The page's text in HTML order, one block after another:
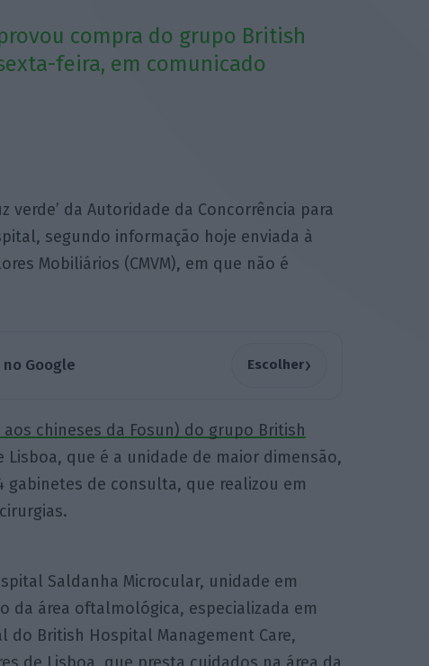
compra do grupo British
feira, em comunicado
verde’ da Autoridade da Concorrência para
segundo informação hoje enviada à
Mobiliários (CMVM), em que não é
Google Escolher›
chineses da Fosun) do grupo British
que é a unidade de maior dimensão,
gabinetes de consulta, que realizou em
Saldanha Microcular, unidade em
da área oftalmológica, especializada em
do British Hospital Management Care,